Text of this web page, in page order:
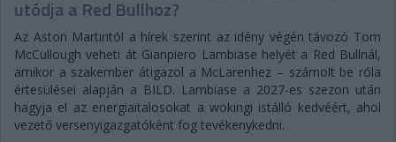
utódja a Red Bullhoz?
Az Aston Martintól a hírek szerint az idény végén távozó Tom
McCullough veheti át Gianpiero Lambiase helyét a Red Bullnál,
amikor a szakember átigazol a McLarenhez – számolt be róla
értesülései alapján a BILD. Lambiase a 2027-es szezon után
hagyja el az energiaitalosokat a wokingi istálló kedvéért, ahol
vezető versenyigazgatóként fog tevékenykedni.